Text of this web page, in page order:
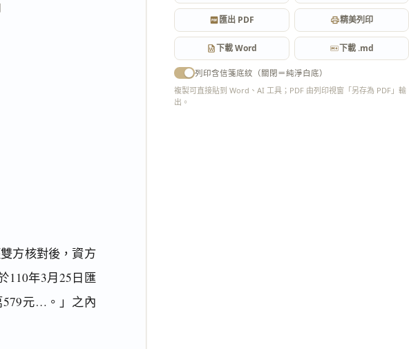
方核對後，資方
110年3月25日匯
579元…。」之內
匯出 PDF 精美列印
下載 Word 下載 .md
列印含信箋底紋（關閉＝純淨白底）
複製可直接貼到 Word、AI 工具；PDF 由列印視窗「另存為 PDF」輸
出。